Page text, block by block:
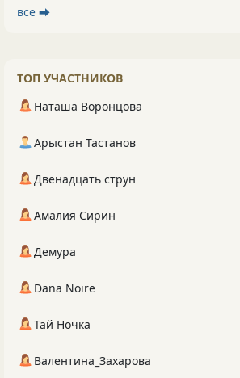
все ⮕
ТОП УЧАСТНИКОВ
Наташа Воронцова
Арыстан Тастанов
Двенадцать струн
Амалия Сирин
Демура
Dana Noire
Тай Ночка
Валентина_Захарова